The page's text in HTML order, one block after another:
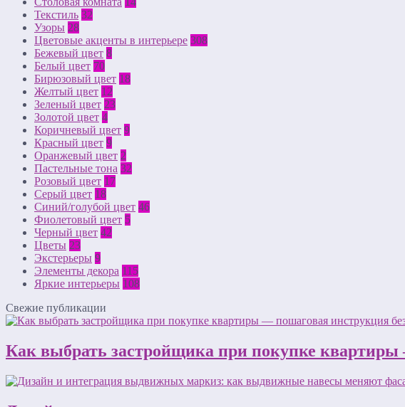
Текстиль 32
Узоры 28
Цветовые акценты в интерьере 308
Бежевый цвет 8
Белый цвет 70
Бирюзовый цвет 18
Желтый цвет 12
Зеленый цвет 23
Золотой цвет 4
Коричневый цвет 9
Красный цвет 9
Оранжевый цвет 2
Пастельные тона 32
Розовый цвет 17
Серый цвет 18
Синий/голубой цвет 46
Фиолетовый цвет 5
Черный цвет 42
Цветы 23
Экстерьеры 9
Элементы декора 115
Яркие интерьеры 108
Свежие публикации
Как выбрать застройщика при покупке